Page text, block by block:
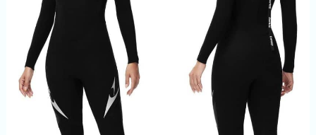
tailles en détail et
sélectionner la bonne taille
en fonction de vos mesures.
Si la combinaison que vous
recevez ne vous convient
pas, n'hésitez pas à nous